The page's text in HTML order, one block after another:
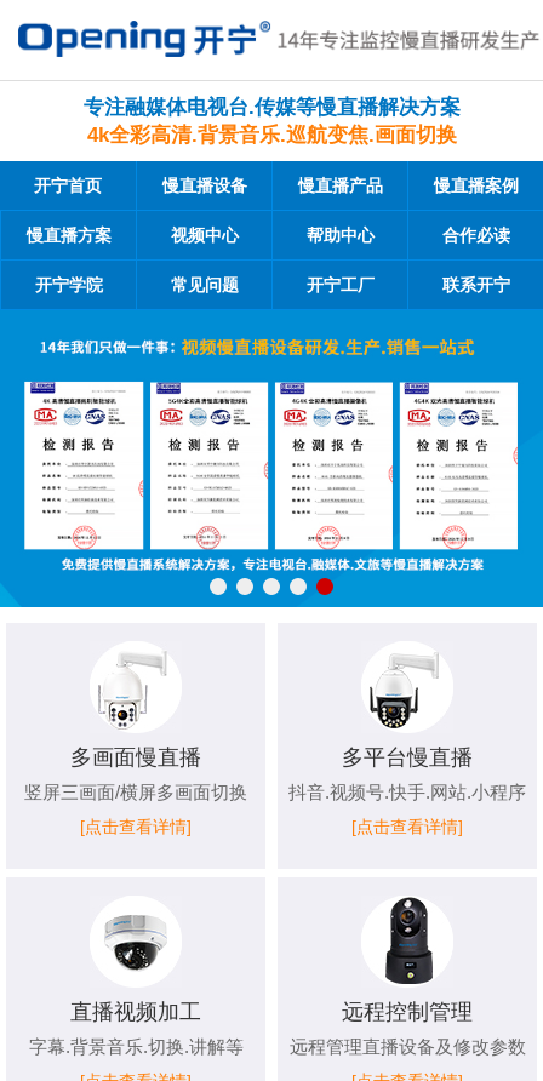
专注融媒体电视台.传媒等慢直播解决方案
4k全彩高清.背景音乐.巡航变焦.画面切换
开宁首页 慢直播设备 慢直播产品 慢直播案例
慢直播方案 视频中心 帮助中心 合作必读
开宁学院 常见问题 开宁工厂 联系开宁
多画面慢直播
竖屏三画面/横屏多画面切换
[点击查看详情]
多平台慢直播
抖音.视频号.快手.网站.小程序
[点击查看详情]
直播视频加工
字幕.背景音乐.切换.讲解等
远程控制管理
远程管理直播设备及修改参数